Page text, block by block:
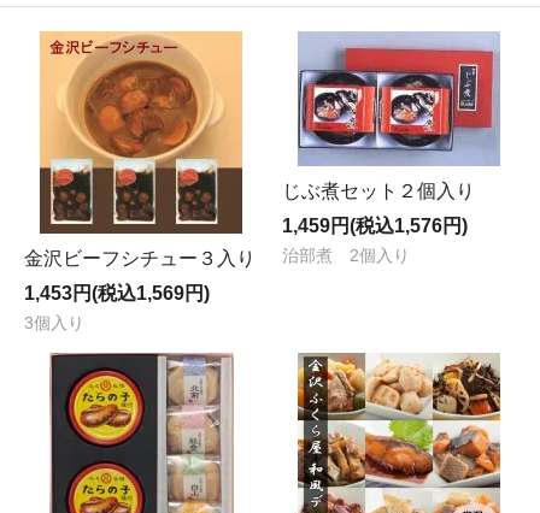
金沢ビーフシチュー３入り
1,453円(税込1,569円)
3個入り
じぶ煮セット２個入り
1,459円(税込1,576円)
治部煮 2個入り